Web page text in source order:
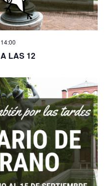
LAS 12
14:00